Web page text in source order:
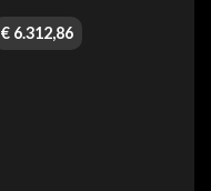
€6.312,86